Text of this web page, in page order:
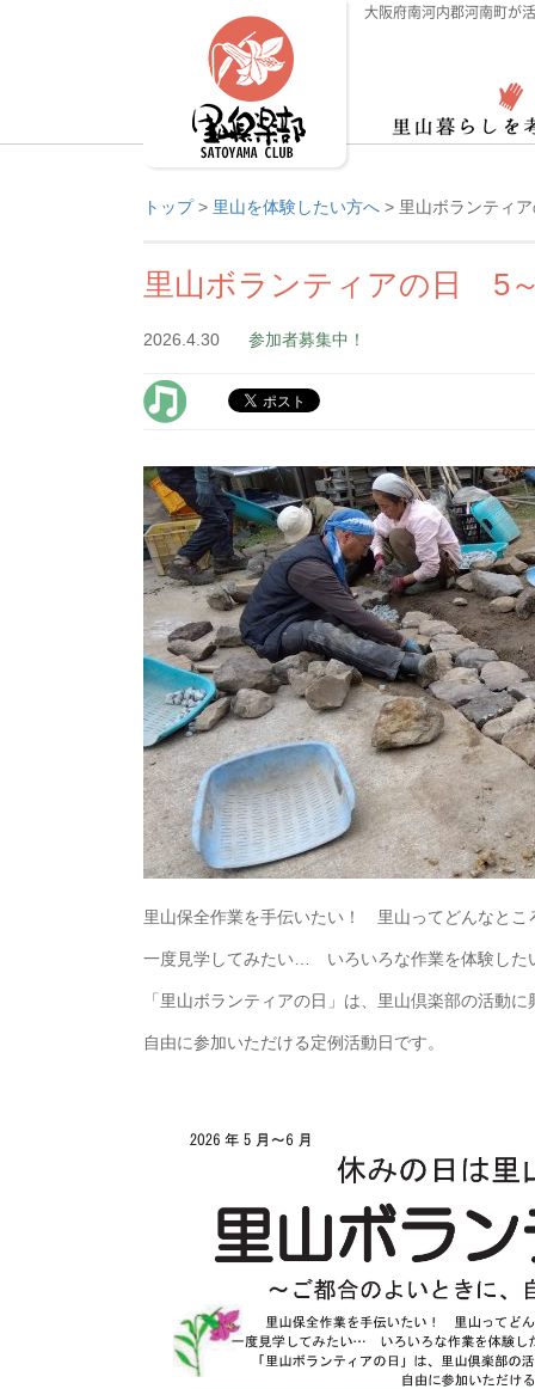
大阪府南河内郡河南町が
トップ> 里山を体験したい方へ > 里山ボランティ
里山ボランティアの日 5
2026.4.30 参加者募集中！
里山保全作業を手伝いたい！ 里山ってどんなと
一度見学してみたい… いろいろな作業を体験し
「里山ボランティアの日」は、里山倶楽部の活動
自由に参加いただける定例活動日です。